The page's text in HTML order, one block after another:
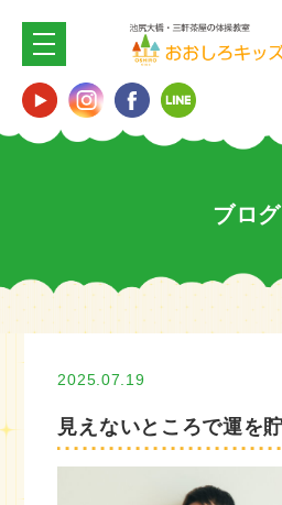
ブログ
2025.07.19
見えないところで運を